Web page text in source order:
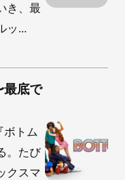
き、最
ッ...
最底で
ボトム
。たび
クスマ